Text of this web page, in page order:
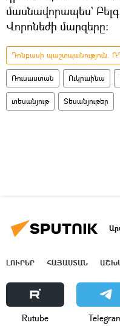
մասնավորապես`
Վորոնեժի մարզերը։
Ռուսաստան Ուկրաինա
տեսանյութ Տեսանյութեր
ԼՈՒՐԵՐ ՀԱՅԱՍՏԱՆ
Rutube